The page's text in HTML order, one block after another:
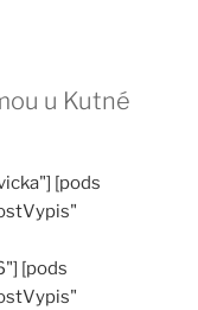
u Kutné
[pods
[pods